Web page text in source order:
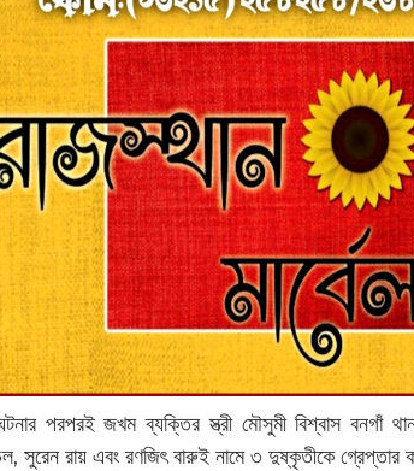
পরপরই জখম ব্যক্তির স্ত্রী মৌসুমী বিশ্বাস বনগাঁ
সুরেন রায় এবং রণজিৎ বারুই নামে ৩ দুষ্কৃতীকে গ্রেপ্তার